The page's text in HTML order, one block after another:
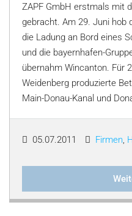
ZAPF GmbH erstmals mit
gebracht. Am 29. Juni hob
die Ladung an Bord eines
und die bayernhafen-
übernahm Wincanton. Für
Weidenberg produzierte
Main-Donau-Kanal und
05.07.2011 Firmen